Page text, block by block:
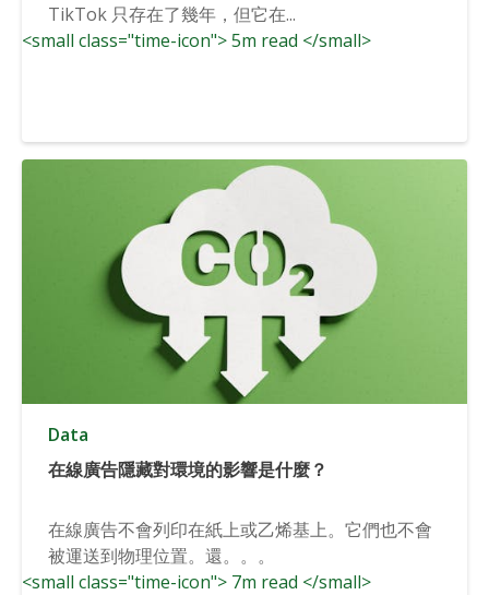
TikTok 只存在了幾年，但它在...
<small class="time-icon"> 5m read </small>
Data
在線廣告隱藏對環境的影響是什麼？
在線廣告不會列印在紙上或乙烯基上。它們也不會
被運送到物理位置。還。。。
<small class="time-icon"> 7m read </small>